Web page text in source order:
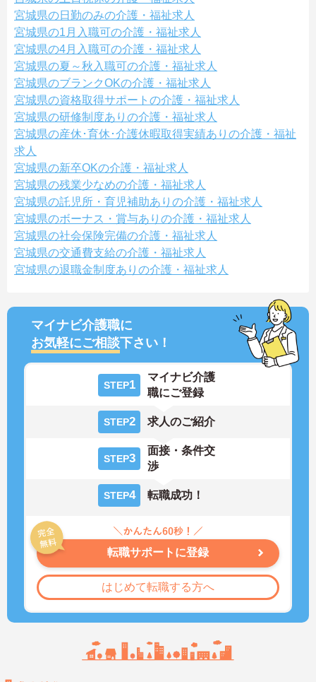
宮城県の日勤のみの介護・福祉求人
宮城県の1月入職可の介護・福祉求人
宮城県の4月入職可の介護・福祉求人
宮城県の夏～秋入職可の介護・福祉求人
宮城県のブランクOKの介護・福祉求人
宮城県の資格取得サポートの介護・福祉求人
宮城県の研修制度ありの介護・福祉求人
宮城県の産休･育休･介護休暇取得実績ありの介護・福祉
求人
宮城県の新卒OKの介護・福祉求人
宮城県の残業少なめの介護・福祉求人
宮城県の託児所・育児補助ありの介護・福祉求人
宮城県のボーナス・賞与ありの介護・福祉求人
宮城県の社会保険完備の介護・福祉求人
宮城県の交通費支給の介護・福祉求人
宮城県の退職金制度ありの介護・福祉求人
マイナビ介護職に
お気軽にご相談下さい！
STEP1
マイナビ介護
職にご登録
STEP2 求人のご紹介
STEP3
面接・条件交
渉
STEP4 転職成功！
転職サポートに登録
はじめて転職する方へ